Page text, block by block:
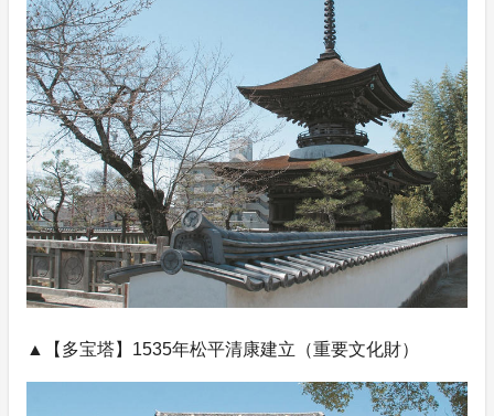
▲【多宝塔】1535年松平清康建立（重要文化財）